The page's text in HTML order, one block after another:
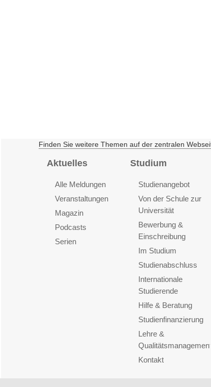
Finden Sie weitere Themen auf der zentralen
Aktuelles
Alle Meldungen
Veranstaltungen
Magazin
Podcasts
Serien
Studium
Studienangebot
Von der Schule zur
Universität
Bewerbung &
Einschreibung
Im Studium
Studienabschluss
Internationale
Studierende
Hilfe & Beratung
Studienfinanzierung
Lehre &
Qualitätsmanagement
Kontakt